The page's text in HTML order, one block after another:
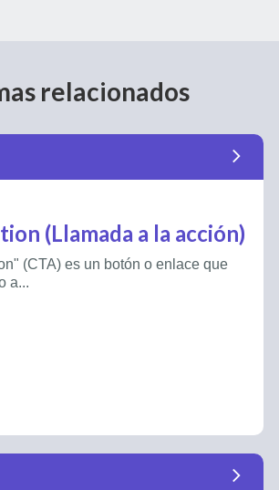
relacionados
arrow_forward_ios
(Llamada a la acción)
(CTA) es un botón o enlace que
a...
arrow_forward_ios